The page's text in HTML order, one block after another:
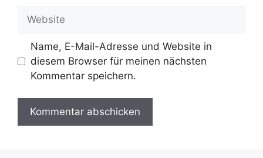
Name, E-Mail-Adresse und Website in
diesem Browser für meinen nächsten
Kommentar speichern.